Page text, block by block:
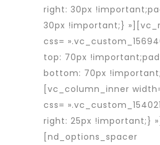
right: 30px
30px !important;}
css=
top: 70px
bottom: 70px
[vc_column_inner
css=
right: 25px !important;} »]
[nd_options_spacer